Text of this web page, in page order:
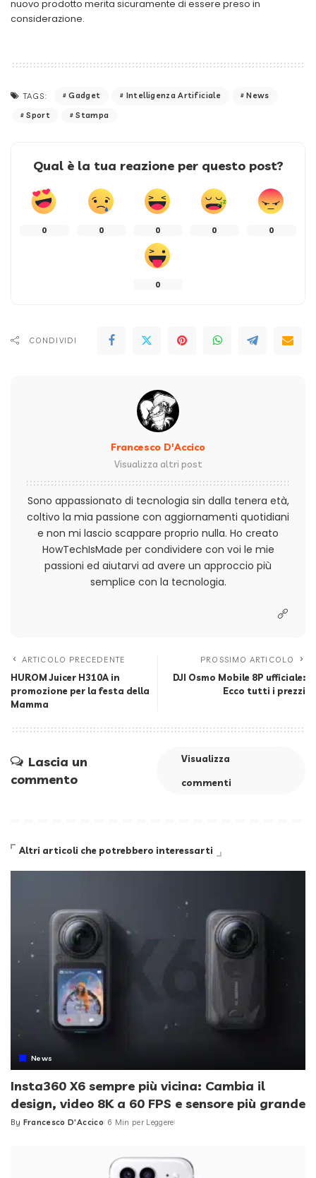
nuovo prodotto merita sicuramente di essere preso in
considerazione.
TAGS: Gadget Intelligenza Artificiale
News
Sport
Stampa
Qual è la tua reazione per questo post?
0 0 0 0 0
0
CONDIVIDI
Francesco D'Accico
Visualizza altri post
Sono appassionato di tecnologia sin dalla tenera età,
coltivo la mia passione con aggiornamenti quotidiani
e non mi lascio scappare proprio nulla. Ho creato
HowTechIsMade per condividere con voi le mie
passioni ed aiutarvi ad avere un approccio più
semplice con la tecnologia.
ARTICOLO PRECEDENTE
HUROM Juicer H310A in
promozione per la festa della
Mamma
PROSSIMO ARTICOLO
DJI Osmo Mobile 8P ufficiale:
Ecco tutti i prezzi
Lascia un
commento
Visualizza
commenti
Altri articoli che potrebbero interessarti
News
Insta360 X6 sempre più vicina: Cambia il
design, video 8K a 60 FPS e sensore più grande
Posted
By Francesco D'Accico 6 Min per Leggere